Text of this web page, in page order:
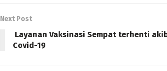
Next Post
Layanan Vaksinasi Sempat terhenti
Covid-19